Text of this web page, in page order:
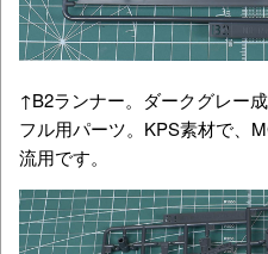
↑B2ランナー。ダークグレー
フル用パーツ。KPS素材で、
流用です。